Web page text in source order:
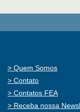
Quem Somos
Contato
Contatos FEA
Receba nossa